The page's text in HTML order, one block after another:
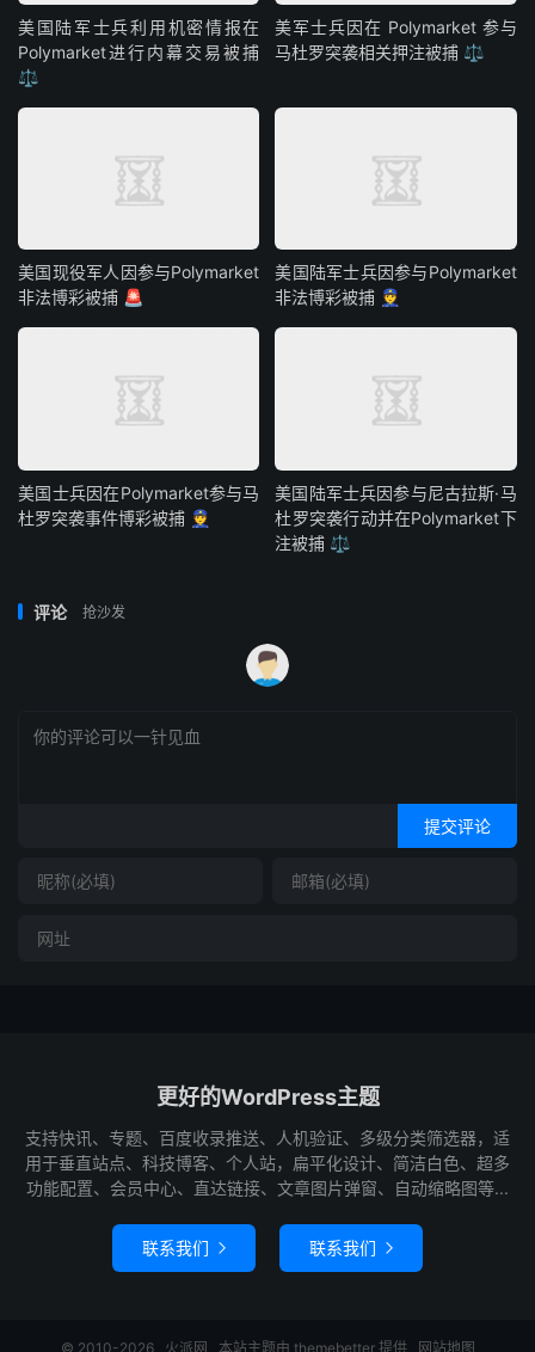
美国陆军士兵利用机密情报在
Polymarket进行内幕交易被捕
⚖️
美军士兵因在 Polymarket 参与
马杜罗突袭相关押注被捕 ⚖️
美国现役军人因参与Polymarket
非法博彩被捕 🚨
美国陆军士兵因参与Polymarket
非法博彩被捕 👮
美国士兵因在Polymarket参与马
杜罗突袭事件博彩被捕 👮
美国陆军士兵因参与尼古拉斯·马
杜罗突袭行动并在Polymarket下
注被捕 ⚖️
评论 抢沙发
提交评论
更好的WordPress主题
支持快讯、专题、百度收录推送、人机验证、多级分类筛选器，适
用于垂直站点、科技博客、个人站，扁平化设计、简洁白色、超多
功能配置、会员中心、直达链接、文章图片弹窗、自动缩略图等...
联系我们  联系我们 
© 2010-2026 火派网 本站主题由 themebetter提供 网站地图